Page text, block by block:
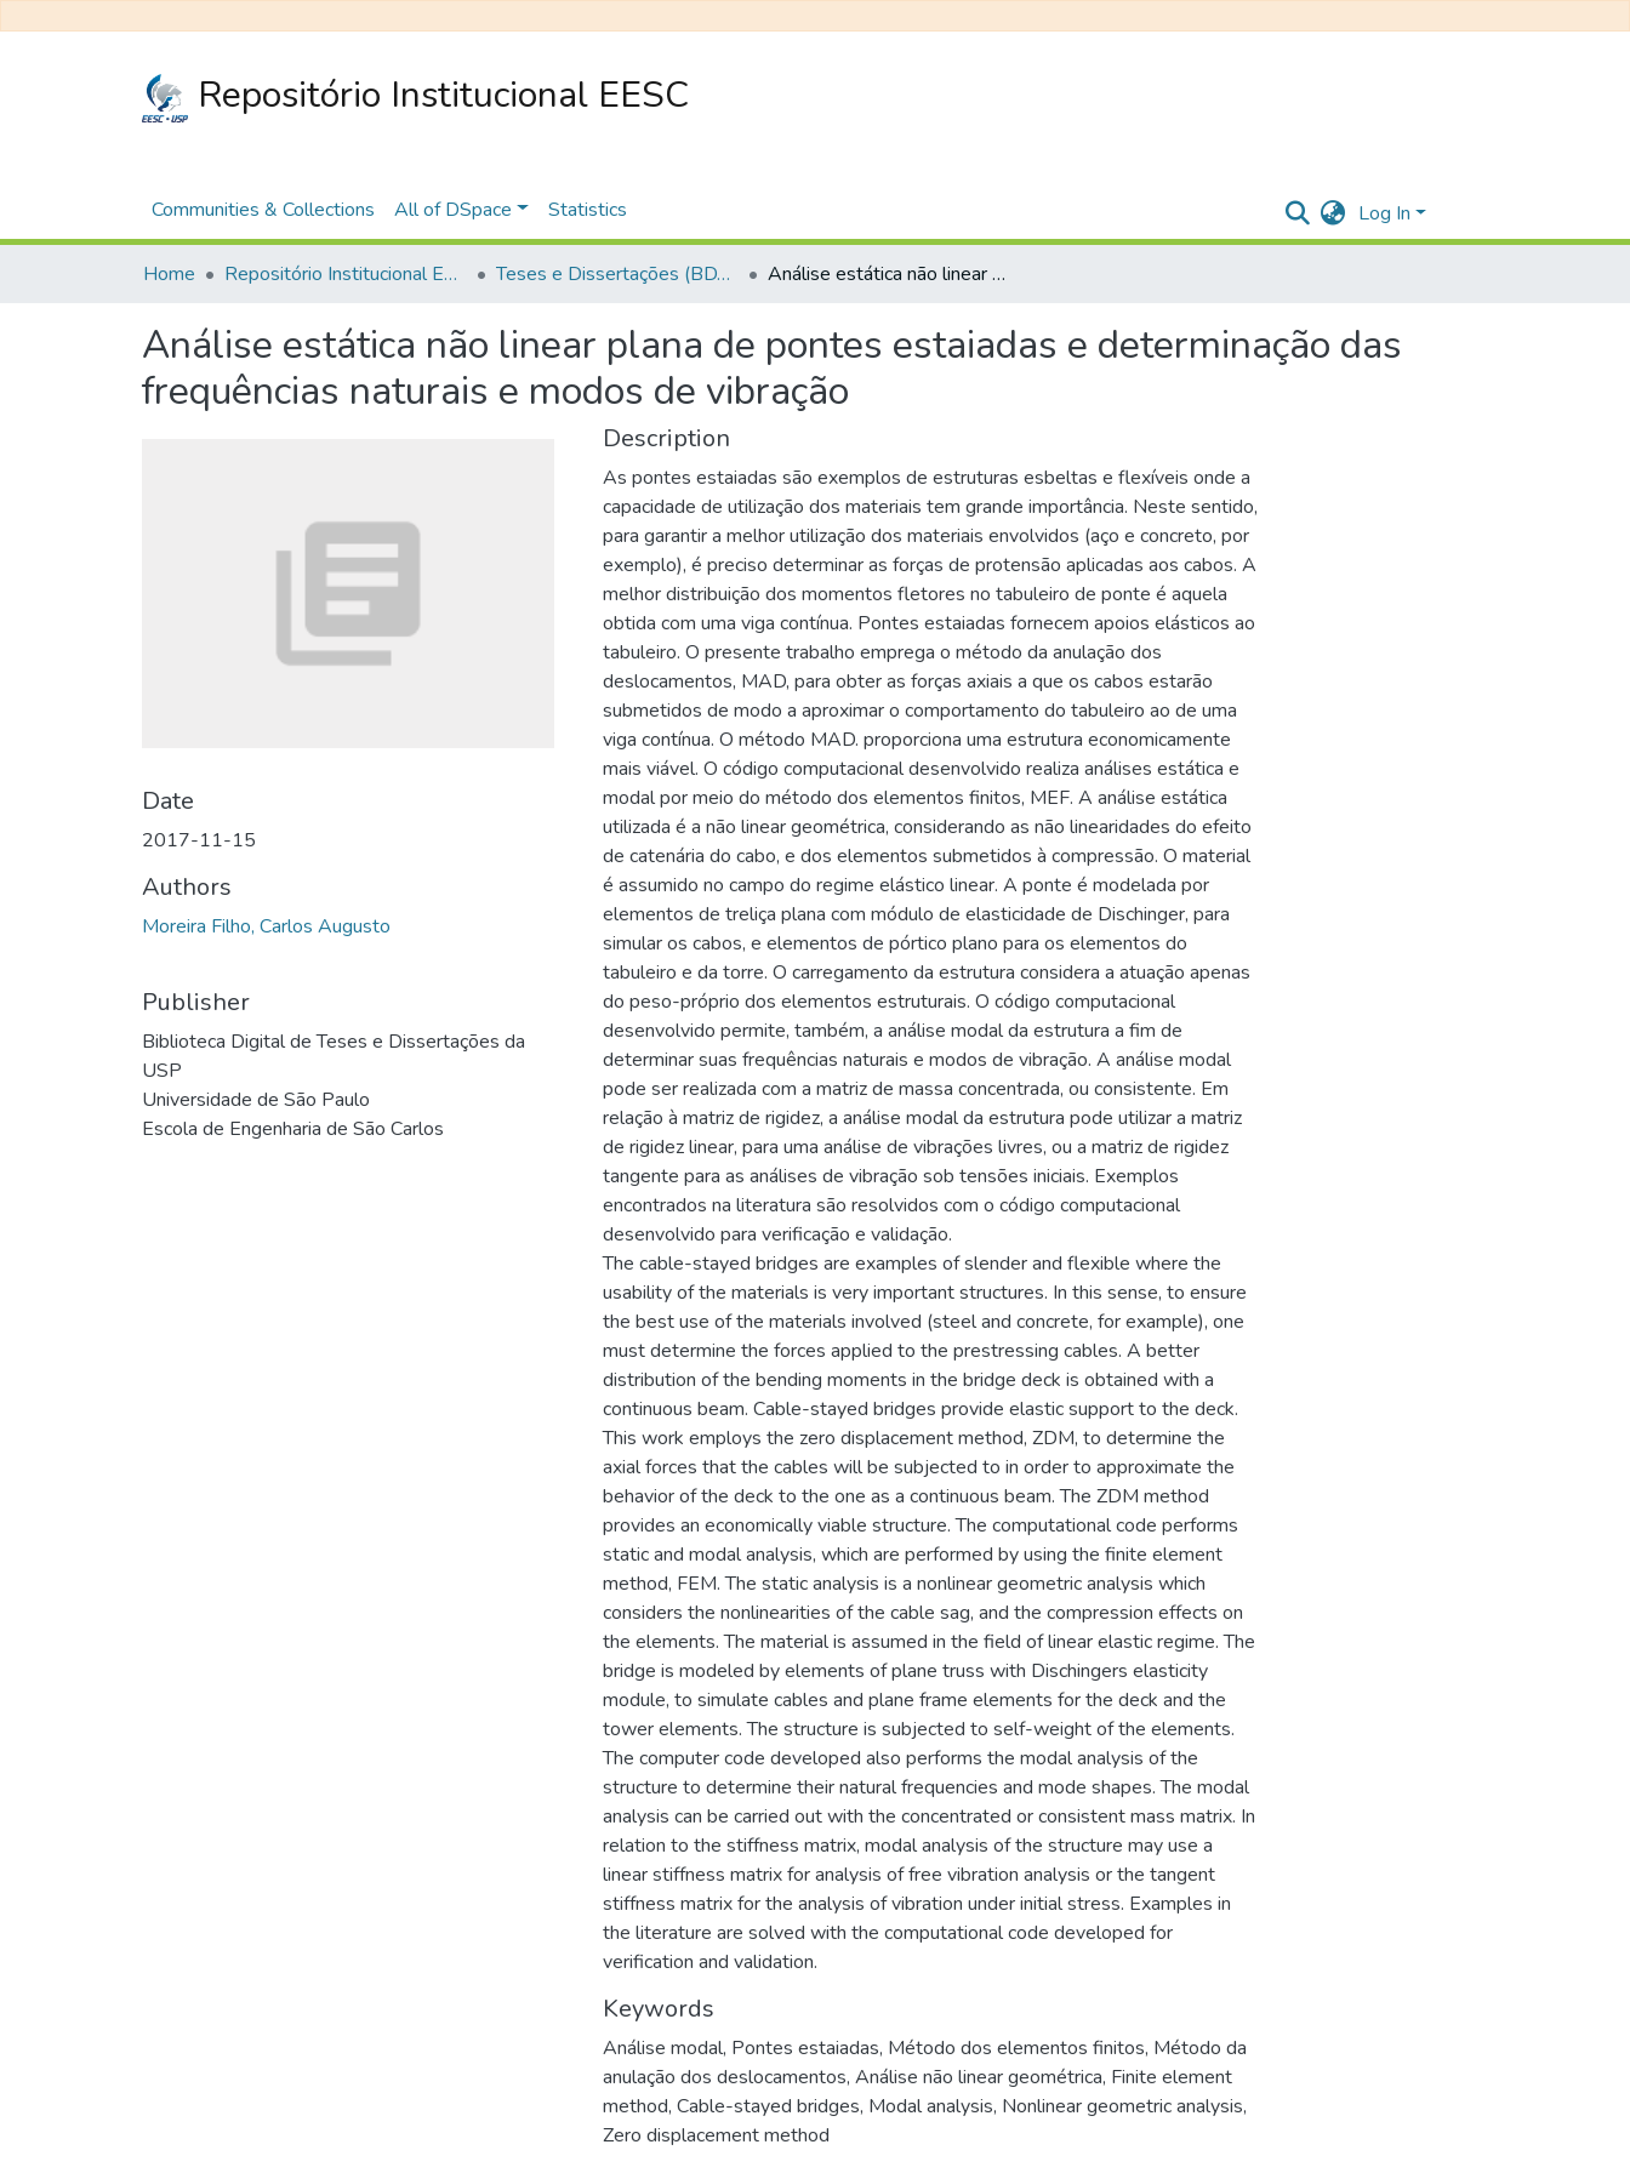
Repositório Institucional EESC
Communities & Collections All of DSpace Statistics Log In
Home Repositório Institucional EESC Teses e Dissertações (BDTD USP) Análise estática não linear plana de pontes estaiadas e determinação das frequências naturais e modos de vibração
Análise estática não linear plana de pontes estaiadas e determinação das
frequências naturais e modos de vibração
Date
2017-11-15
Authors
Moreira Filho, Carlos Augusto
Publisher
Biblioteca Digital de Teses e Dissertações da
USP
Universidade de São Paulo
Escola de Engenharia de São Carlos
Description
As pontes estaiadas são exemplos de estruturas esbeltas e flexíveis onde a
capacidade de utilização dos materiais tem grande importância. Neste sentido,
para garantir a melhor utilização dos materiais envolvidos (aço e concreto, por
exemplo), é preciso determinar as forças de protensão aplicadas aos cabos. A
melhor distribuição dos momentos fletores no tabuleiro de ponte é aquela
obtida com uma viga contínua. Pontes estaiadas fornecem apoios elásticos ao
tabuleiro. O presente trabalho emprega o método da anulação dos
deslocamentos, MAD, para obter as forças axiais a que os cabos estarão
submetidos de modo a aproximar o comportamento do tabuleiro ao de uma
viga contínua. O método MAD. proporciona uma estrutura economicamente
mais viável. O código computacional desenvolvido realiza análises estática e
modal por meio do método dos elementos finitos, MEF. A análise estática
utilizada é a não linear geométrica, considerando as não linearidades do efeito
de catenária do cabo, e dos elementos submetidos à compressão. O material
é assumido no campo do regime elástico linear. A ponte é modelada por
elementos de treliça plana com módulo de elasticidade de Dischinger, para
simular os cabos, e elementos de pórtico plano para os elementos do
tabuleiro e da torre. O carregamento da estrutura considera a atuação apenas
do peso-próprio dos elementos estruturais. O código computacional
desenvolvido permite, também, a análise modal da estrutura a fim de
determinar suas frequências naturais e modos de vibração. A análise modal
pode ser realizada com a matriz de massa concentrada, ou consistente. Em
relação à matriz de rigidez, a análise modal da estrutura pode utilizar a matriz
de rigidez linear, para uma análise de vibrações livres, ou a matriz de rigidez
tangente para as análises de vibração sob tensões iniciais. Exemplos
encontrados na literatura são resolvidos com o código computacional
desenvolvido para verificação e validação.
The cable-stayed bridges are examples of slender and flexible where the
usability of the materials is very important structures. In this sense, to ensure
the best use of the materials involved (steel and concrete, for example), one
must determine the forces applied to the prestressing cables. A better
distribution of the bending moments in the bridge deck is obtained with a
continuous beam. Cable-stayed bridges provide elastic support to the deck.
This work employs the zero displacement method, ZDM, to determine the
axial forces that the cables will be subjected to in order to approximate the
behavior of the deck to the one as a continuous beam. The ZDM method
provides an economically viable structure. The computational code performs
static and modal analysis, which are performed by using the finite element
method, FEM. The static analysis is a nonlinear geometric analysis which
considers the nonlinearities of the cable sag, and the compression effects on
the elements. The material is assumed in the field of linear elastic regime. The
bridge is modeled by elements of plane truss with Dischingers elasticity
module, to simulate cables and plane frame elements for the deck and the
tower elements. The structure is subjected to self-weight of the elements.
The computer code developed also performs the modal analysis of the
structure to determine their natural frequencies and mode shapes. The modal
analysis can be carried out with the concentrated or consistent mass matrix. In
relation to the stiffness matrix, modal analysis of the structure may use a
linear stiffness matrix for analysis of free vibration analysis or the tangent
stiffness matrix for the analysis of vibration under initial stress. Examples in
the literature are solved with the computational code developed for
verification and validation.
Keywords
Análise modal, Pontes estaiadas, Método dos elementos finitos, Método da
anulação dos deslocamentos, Análise não linear geométrica, Finite element
method, Cable-stayed bridges, Modal analysis, Nonlinear geometric analysis,
Zero displacement method